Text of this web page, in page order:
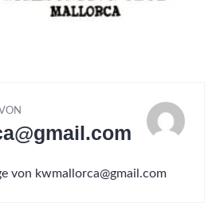
von kwmallorca@gmail.com